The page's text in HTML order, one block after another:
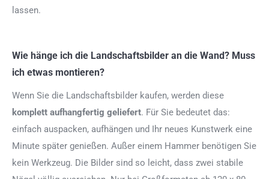
lassen.
Wie hänge ich die Landschaftsbilder an die Wand? Muss
ich etwas montieren?
Wenn Sie die Landschaftsbilder kaufen, werden diese
komplett aufhangfertig geliefert. Für Sie bedeutet das:
einfach auspacken, aufhängen und Ihr neues Kunstwerk eine
Minute später genießen. Außer einem Hammer benötigen Sie
kein Werkzeug. Die Bilder sind so leicht, dass zwei stabile